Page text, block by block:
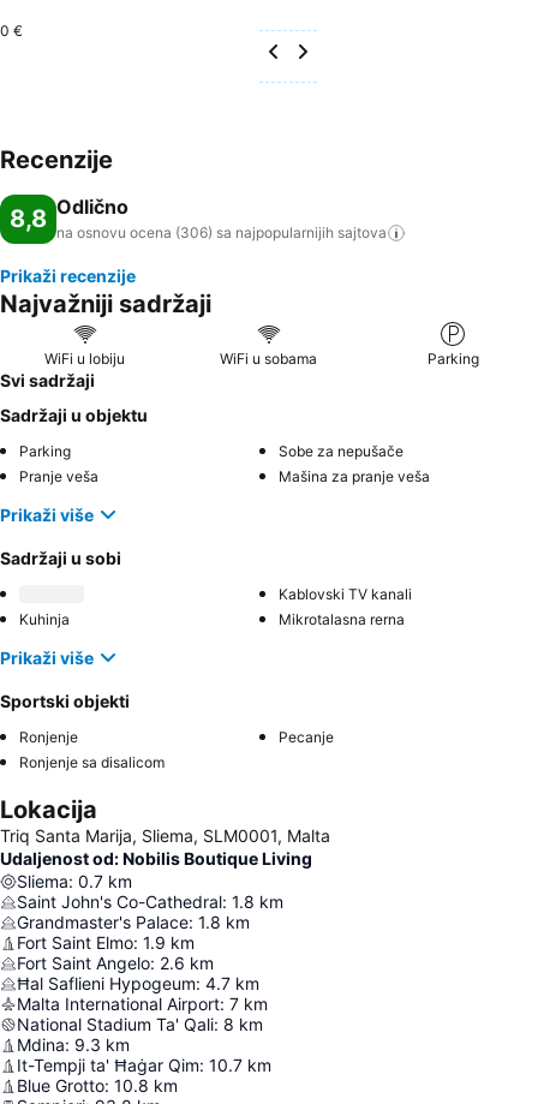
0 €
Recenzije
8,8 Odlično
na osnovu ocena (306) sa najpopularnijih sajtova
Prikaži recenzije
Najvažniji sadržaji
WiFi u lobiju WiFi u sobama Parking
Svi sadržaji
Sadržaji u objektu
Parking
Sobe za nepušače
Pranje veša
Mašina za pranje veša
Prikaži više
Sadržaji u sobi
Kablovski TV kanali
Kuhinja
Mikrotalasna rerna
Prikaži više
Sportski objekti
Ronjenje
Pecanje
Ronjenje sa disalicom
Lokacija
Triq Santa Marija, Sliema, SLM0001, Malta
Udaljenost od: Nobilis Boutique Living
Sliema: 0.7 km
Saint John's Co-Cathedral: 1.8 km
Grandmaster's Palace: 1.8 km
Fort Saint Elmo: 1.9 km
Fort Saint Angelo: 2.6 km
Ħal Saflieni Hypogeum: 4.7 km
Malta International Airport: 7 km
National Stadium Ta' Qali: 8 km
Mdina: 9.3 km
It-Tempji ta' Ħaġar Qim: 10.7 km
Blue Grotto: 10.8 km